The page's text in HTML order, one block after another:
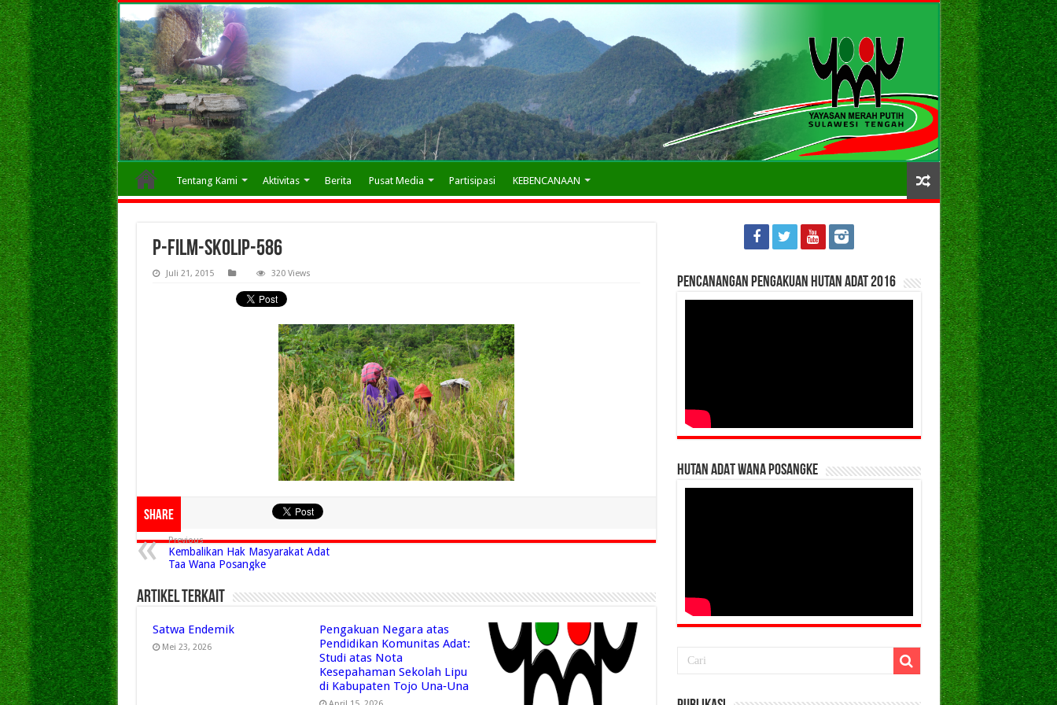
Tentang Kami Aktivitas Berita Pusat Media Partisipasi KEBENCANAAN
P-FILM-SKOLIP-586
Juli 21, 2015 320 Views
Share
Previous
Kembalikan Hak Masyarakat Adat
Taa Wana Posangke
Artikel Terkait
Satwa Endemik
Mei 23, 2026
Pengakuan Negara atas
Pendidikan Komunitas Adat:
Studi atas Nota
Kesepahaman Sekolah Lipu
di Kabupaten Tojo Una‑Una
Pencanangan Pengakuan Hutan Adat 2016
HUTAN ADAT WANA POSANGKE